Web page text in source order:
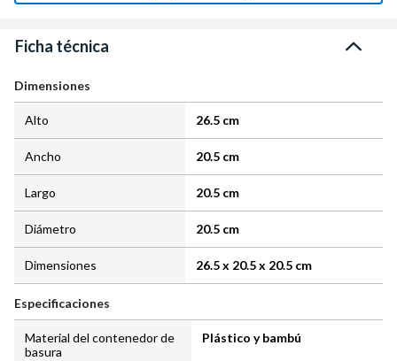
Ficha técnica
Dimensiones
Alto 26.5 cm
Ancho 20.5 cm
Largo 20.5 cm
Diámetro 20.5 cm
Dimensiones 26.5 x 20.5 x 20.5 cm
Especificaciones
Material del contenedor de
basura
Plástico y bambú